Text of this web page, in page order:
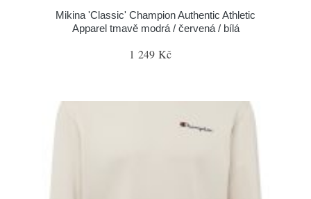
Mikina 'Classic' Champion Authentic Athletic
Apparel tmavě modrá / červená / bílá
1 249 Kč